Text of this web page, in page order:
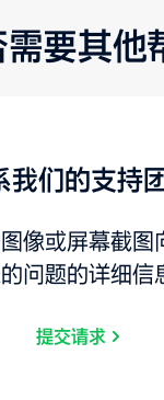
要其他
我们的支持
像或屏幕截图
问题的详细信
提交请求